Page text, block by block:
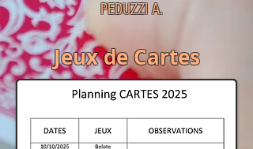
PEDUZZI A.
Jeux de Cartes